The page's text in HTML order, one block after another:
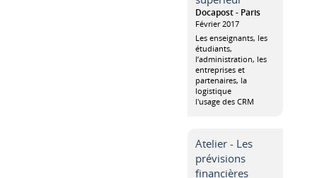
Docapost - Paris
Février 2017
Les enseignants, les
étudiants,
l’administration, les
entreprises et
partenaires, la
logistique
l'usage des CRM
Atelier - Les
prévisions
financières